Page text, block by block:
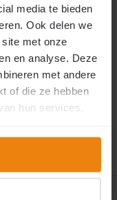
media te bieden
Ook delen we
met onze
en analyse. Deze
met andere
of die ze hebben
hun services.
snel nodig?
doe-het-zelf
vriendelijk om niet te
een snellere
De assemblage
voor
en is afhankelijk
en begeleiding. Wij
op leggen. Bedankt